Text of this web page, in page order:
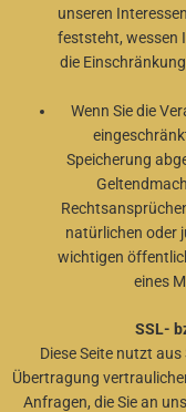
unseren
feststeht, wessen
die
Wenn Sie die
Speicherung
natürlichen oder
wichtigen
eines
SSL-
Diese Seite nutzt
Übertragung
Anfragen, die Sie an